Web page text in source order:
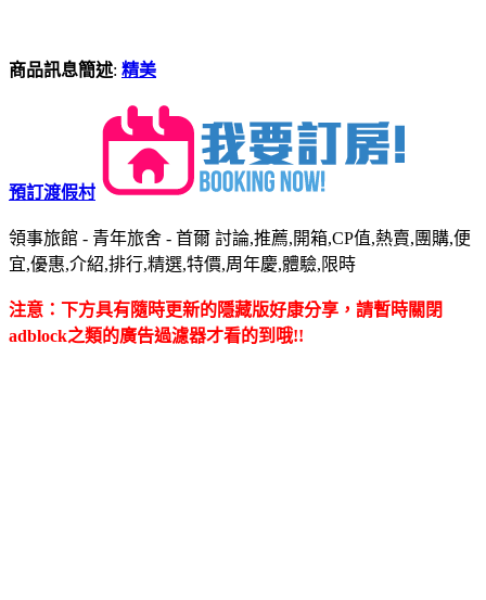
商品訊息簡述: 精美
預訂渡假村
領事旅館 - 青年旅舍 - 首爾 討論,推薦,開箱,CP值,熱賣,團購,便
宜,優惠,介紹,排行,精選,特價,周年慶,體驗,限時
注意：下方具有隨時更新的隱藏版好康分享，請暫時關閉
adblock之類的廣告過濾器才看的到哦!!